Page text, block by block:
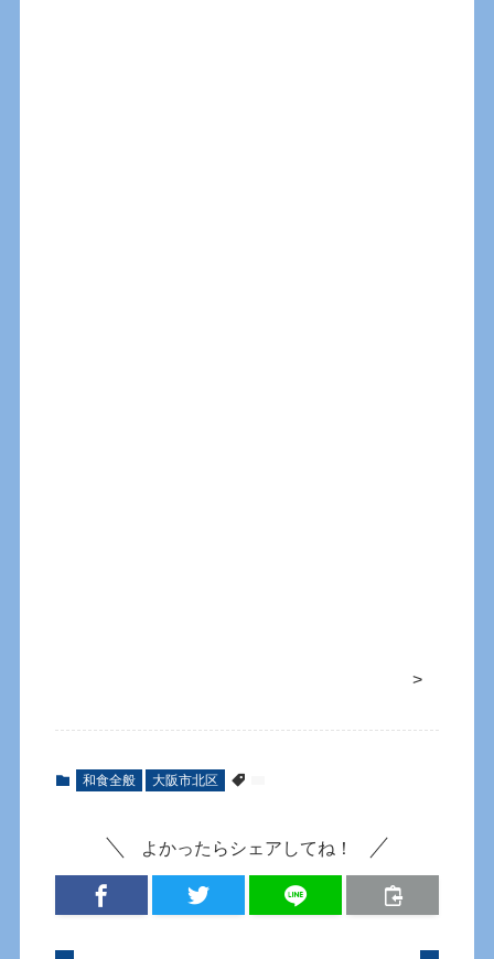
>
和食全般 大阪市北区
よかったらシェアしてね！